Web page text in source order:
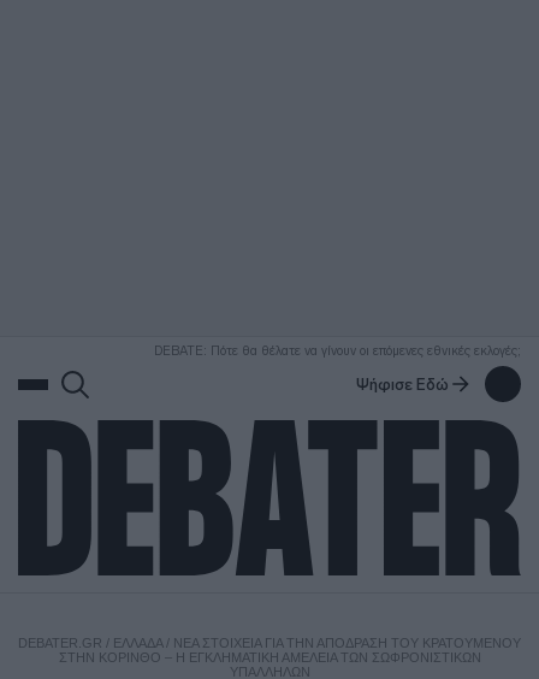
DEBATE: Πότε θα θέλατε να γίνουν οι επόμενες εθνικές εκλογές;
Ψήφισε Εδώ
DEBATER.GR / ΕΛΛΑΔΑ/ ΝΈΑ ΣΤΟΙΧΕΊΑ ΓΙΑ ΤΗΝ ΑΠΌΔΡΑΣΗ ΤΟΥ ΚΡΑΤΟΥΜΈΝΟΥ
ΣΤΗΝ ΚΌΡΙΝΘΟ – Η ΕΓΚΛΗΜΑΤΙΚΉ ΑΜΈΛΕΙΑ ΤΩΝ ΣΩΦΡΟΝΙΣΤΙΚΏΝ
ΥΠΑΛΛΉΛΩΝ